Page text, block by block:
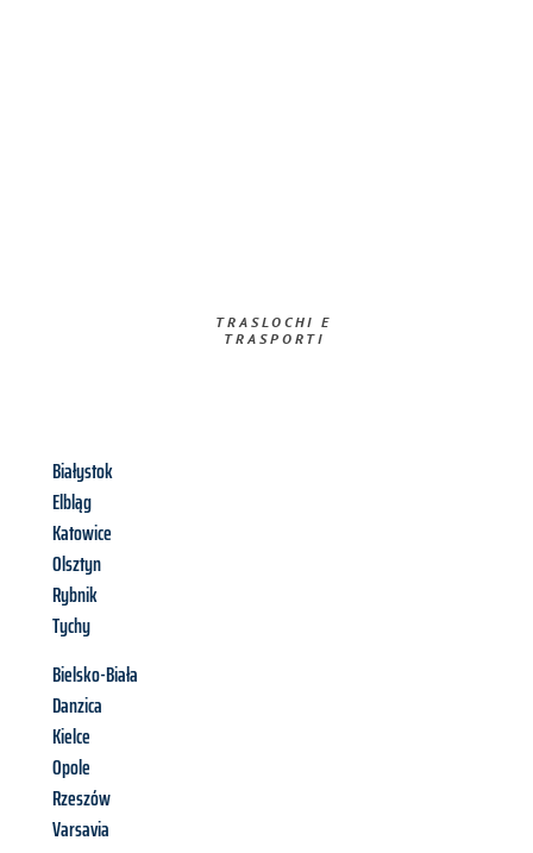
TRASLOCHI E
TRASPORTI​
Białystok
Elbląg
Katowice
Olsztyn
Rybnik
Tychy
Bielsko-Biała
Danzica
Kielce
Opole
Rzeszów
Varsavia